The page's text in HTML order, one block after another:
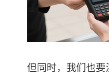
但同时，我们也要